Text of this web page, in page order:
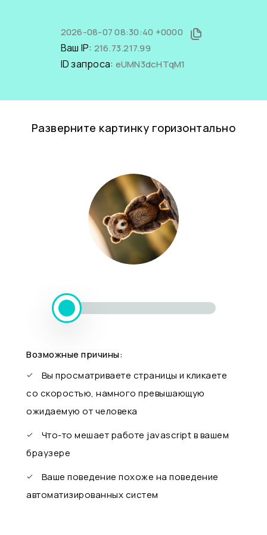
2026-08-07 08:30:40 +0000
Ваш IP: 216.73.217.99
ID запроса: eUMN3dcHTqM1
Разверните картинку горизонтально
Возможные причины:
Вы просматриваете страницы и кликаете
со скоростью, намного превышающую
ожидаемую от человека
Что-то мешает работе javascript в вашем
браузере
Ваше поведение похоже на поведение
автоматизированных систем